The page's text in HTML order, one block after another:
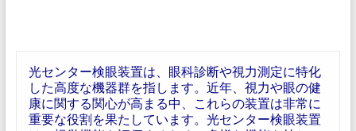
光センター検眼装置は、眼科診断や視力測定に特化
した高度な機器群を指します。近年、視力や眼の健
康に関する関心が高まる中、これらの装置は非常に
重要な役割を果たしています。光センター検眼装置